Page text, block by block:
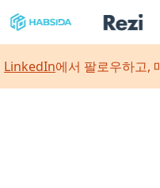
LinkedIn에서 팔로우하고,